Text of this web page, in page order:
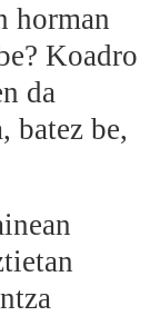
horman
Koadro
da
batez be,